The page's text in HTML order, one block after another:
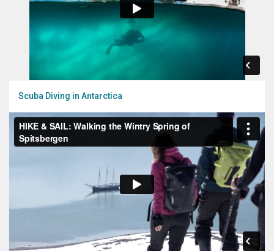
Scuba Diving in Antarctica